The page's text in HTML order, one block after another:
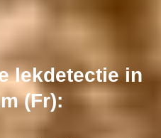
lekdetectie in
(Fr):